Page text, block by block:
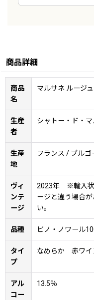
商品詳細
商品
名
マルサネ ルージュ
生産
者
シャトー‧ド‧マ
生産
地
フランス / ブル
ヴィ
ンテ
ージ
2023年 ※輸入状
ージと違う場合
い。
品種 ピノ・ノワール
タイ
プ
なめらか 赤ワイ
アル
コー
13.5％